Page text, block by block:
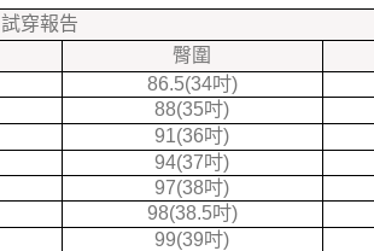
2.透過簡訊連結打開帳單後，可選擇「超商條碼
帳／街口支付／iPASS MONEY」等通路繳費。
1.本服務係由「台灣大哥大股份有限公司」（以
用戶於交易時，得透過本服務購買商品或服務，
款買賣價金債權讓與本公司後，依約使用本公司
2.基於同意付款使用「大哥付你分期」之契約關
資料（包含姓名、電話或地址）提供予台灣大哥
用，由本公司與您本人進行分期帳單所需資料之
3.完整用戶服務條款，請詳閱以下連結：
https://
每筆NT$70，滿NT$899(含以上)免運費
每筆NT$70，滿NT$699(含以上)免運費
試穿報告
臀圍
86.5(34吋)
88(35吋)
91(36吋)
94(37吋)
97(38吋)
98(38.5吋)
99(39吋)